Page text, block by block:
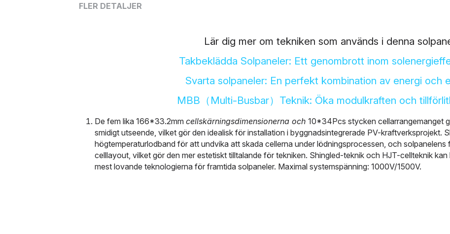
FLER DETALJER
Lär dig mer om tekniken som används i denna
Takbeklädda Solpaneler: Ett genombrott inom
Svarta solpaneler: En perfekt kombination av energi och
MBB（Multi-Busbar）Teknik: Öka modulkraften och
De fem lika 166*33.2mm cellskärningsdimensionerna och 10*34Pcs stycken cellarrangemanget
smidigt utseende, vilket gör den idealisk för installation i byggnadsintegrerade PV-kraftverksprojekt.
högtemperaturlodband för att undvika att skada cellerna under lödningsprocessen, och solpanelens
celllayout, vilket gör den mer estetiskt tilltalande för tekniken. Shingled-teknik och HJT-cellteknik
mest lovande teknologierna för framtida solpaneler. Maximal systemspänning: 1000V/1500V.